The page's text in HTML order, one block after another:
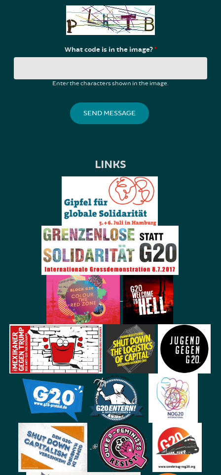
What code is in the image?*
Enter the characters shown in the image.
LINKS